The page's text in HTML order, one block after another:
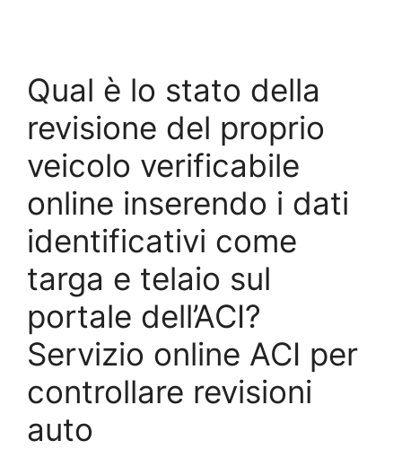
Qual è lo stato della
revisione del proprio
veicolo verificabile
online inserendo i dati
identificativi come
targa e telaio sul
portale dell’ACI?
Servizio online ACI per
controllare revisioni
auto